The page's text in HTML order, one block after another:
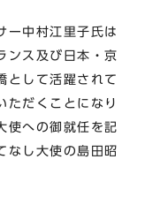
中村江里子氏は
ンス及び日本・京
として活躍されて
ただくことになり
使への御就任を記
なし大使の島田昭